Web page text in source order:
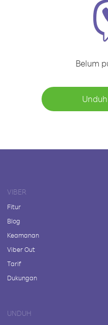
Belum
VIBER
Fitur
Blog
Keamanan
Viber Out
Tarif
Dukungan
UNDUH